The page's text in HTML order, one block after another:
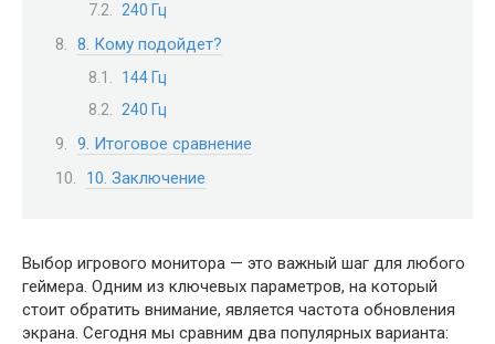
240 Гц
8. Кому подойдет?
144 Гц
240 Гц
9. Итоговое сравнение
10. Заключение
Выбор игрового монитора — это важный шаг для любого
геймера. Одним из ключевых параметров, на который
стоит обратить внимание, является частота обновления
экрана. Сегодня мы сравним два популярных варианта: